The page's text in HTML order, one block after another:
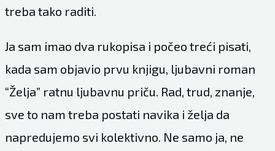
treba tako raditi.
Ja sam imao dva rukopisa i počeo treći pisati,
kada sam objavio prvu knjigu, ljubavni roman
“Želja” ratnu ljubavnu priču. Rad, trud, znanje,
sve to nam treba postati navika i želja da
napredujemo svi kolektivno. Ne samo ja, ne